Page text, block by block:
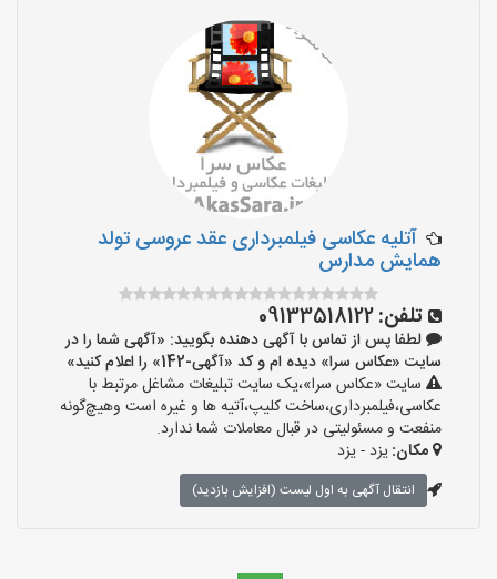
آتلیه عکاسی فیلمبرداری عقد عروسی تولد
همایش مدارس
تلفن:09133518122
لطفا پس از تماس با آگهی دهنده بگویید: «آگهی شما را در
سایت «عکاس سرا» دیده ام و کد «آگهی-142» را اعلام کنید»
سایت «عکاس سرا»،یک سایت تبلیغات مشاغل مرتبط با
عکاسی،فیلمبرداری،ساخت کلیپ،آتیه ها و غیره است وهیچ‌گونه
منفعت و مسئولیتی در قبال معاملات شما ندارد.
مکان:یزد - یزد
انتقال آگهی به اول لیست (افزایش بازدید)